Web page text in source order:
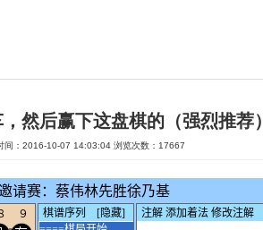
然后赢下这盘棋的（强烈推荐）
间：2016-10-07 14:03:04 浏览次数：17667